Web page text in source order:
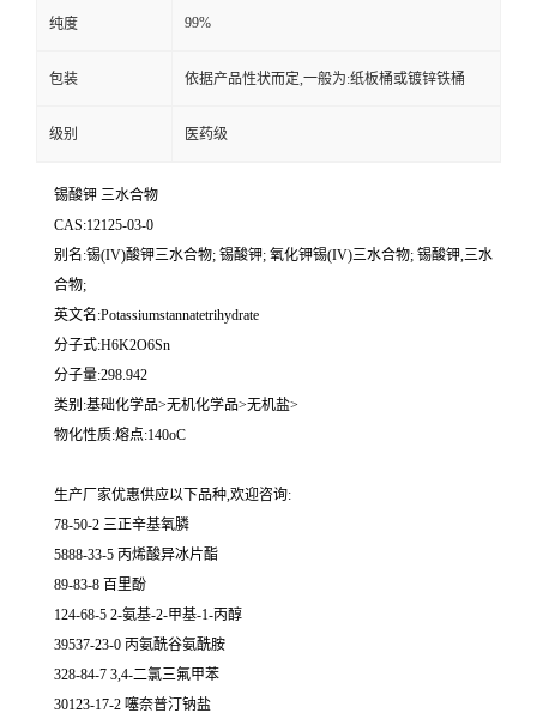
纯度 99%
包装 依据产品性状而定,一般为:纸板桶或镀锌铁桶
级别 医药级
锡酸钾 三水合物
CAS:12125-03-0
别名:锡(IV)酸钾三水合物; 锡酸钾; 氧化钾锡(IV)三水合物; 锡酸钾,三水
合物;
英文名:Potassiumstannatetrihydrate
分子式:H6K2O6Sn
分子量:298.942
类别:基础化学品>无机化学品>无机盐>
物化性质:熔点:140oC
生产厂家优惠供应以下品种,欢迎咨询:
78-50-2 三正辛基氧膦
5888-33-5 丙烯酸异冰片酯
89-83-8 百里酚
124-68-5 2-氨基-2-甲基-1-丙醇
39537-23-0 丙氨酰谷氨酰胺
328-84-7 3,4-二氯三氟甲苯
30123-17-2 噻奈普汀钠盐